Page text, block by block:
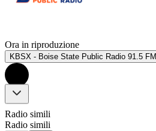
Ora in riproduzione
KBSX - Boise State Public Radio 91.5 FM
Radio simili
Radio simili